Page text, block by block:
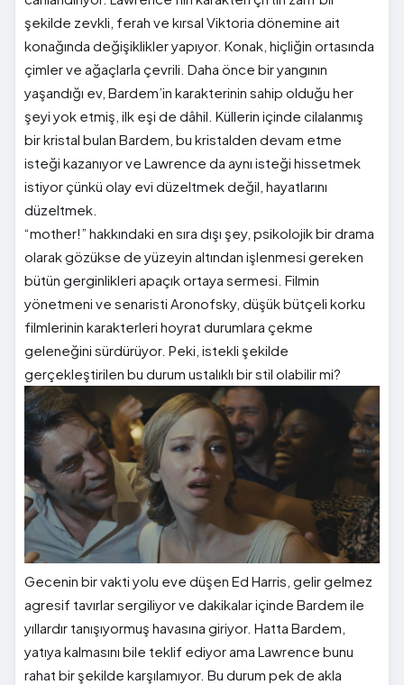
şekilde zevkli, ferah ve kırsal Viktoria dönemine ait
konağında değişiklikler yapıyor. Konak, hiçliğin ortasında
çimler ve ağaçlarla çevrili. Daha önce bir yangının
yaşandığı ev, Bardem’in karakterinin sahip olduğu her
şeyi yok etmiş, ilk eşi de dâhil. Küllerin içinde cilalanmış
bir kristal bulan Bardem, bu kristalden devam etme
isteği kazanıyor ve Lawrence da aynı isteği hissetmek
istiyor çünkü olay evi düzeltmek değil, hayatlarını
düzeltmek.
“mother!” hakkındaki en sıra dışı şey, psikolojik bir drama
olarak gözükse de yüzeyin altından işlenmesi gereken
bütün gerginlikleri apaçık ortaya sermesi. Filmin
yönetmeni ve senaristi Aronofsky, düşük bütçeli korku
filmlerinin karakterleri hoyrat durumlara çekme
geleneğini sürdürüyor. Peki, istekli şekilde
gerçekleştirilen bu durum ustalıklı bir stil olabilir mi?
Gecenin bir vakti yolu eve düşen Ed Harris, gelir gelmez
agresif tavırlar sergiliyor ve dakikalar içinde Bardem ile
yıllardır tanışıyormuş havasına giriyor. Hatta Bardem,
yatıya kalmasını bile teklif ediyor ama Lawrence bunu
rahat bir şekilde karşılamıyor. Bu durum pek de akla